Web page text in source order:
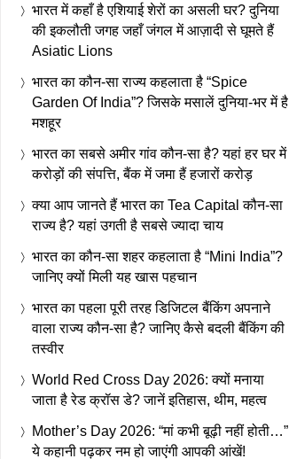
भारत में कहाँ है एशियाई शेरों का असली घर? दुनिया
की इकलौती जगह जहाँ जंगल में आज़ादी से घूमते हैं
Asiatic Lions
भारत का कौन-सा राज्य कहलाता है “Spice
Garden Of India”? जिसके मसालें दुनिया-भर में है
मशहूर
भारत का सबसे अमीर गांव कौन-सा है? यहां हर घर में
करोड़ों की संपत्ति, बैंक में जमा हैं हजारों करोड़
क्या आप जानते हैं भारत का Tea Capital कौन-सा
राज्य है? यहां उगती है सबसे ज्यादा चाय
भारत का कौन-सा शहर कहलाता है “Mini India”?
जानिए क्यों मिली यह खास पहचान
भारत का पहला पूरी तरह डिजिटल बैंकिंग अपनाने
वाला राज्य कौन-सा है? जानिए कैसे बदली बैंकिंग की
तस्वीर
World Red Cross Day 2026: क्यों मनाया
जाता है रेड क्रॉस डे? जानें इतिहास, थीम, महत्व
Mother’s Day 2026: “मां कभी बूढ़ी नहीं होती…”
ये कहानी पढ़कर नम हो जाएंगी आपकी आंखें!